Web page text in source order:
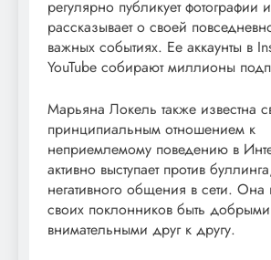
регулярно публикует фотографии
рассказывает о своей
важных событиях. Ее аккаунты в
YouTube собирают миллионы
Марьяна Локель также известна
принципиальным отношением к
неприемлемому поведению в
активно выступает против
негативного общения в сети. Она
своих поклонников быть
внимательными друг к другу.